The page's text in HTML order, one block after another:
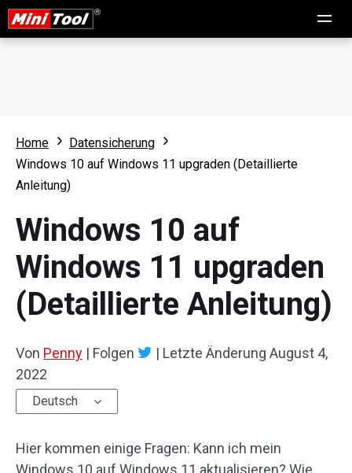
Home
Datensicherung
Windows 10 auf Windows 11 upgraden (Detaillierte
Anleitung)
Windows 10 auf
Windows 11 upgraden
(Detaillierte Anleitung)
Von Penny | Folgen | Letzte Änderung August 4,
2022
Deutsch
Hier kommen einige Fragen: Kann ich mein
Windows 10 auf Windows 11 aktualisieren? Wie